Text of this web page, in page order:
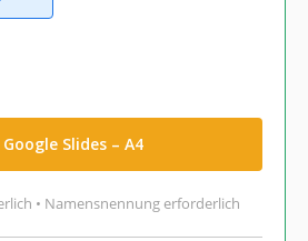
Google Slides – A4
• Namensnennung erforderlich